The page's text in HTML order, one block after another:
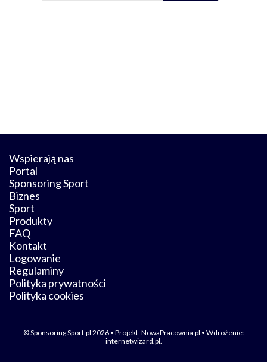
Wspierają nas
Portal
Sponsoring Sport
Biznes
Sport
Produkty
FAQ
Kontakt
Logowanie
Regulaminy
Polityka prywatności
Polityka cookies
© Sponsoring Sport.pl 2026 • Projekt:NowaPracownia.pl • Wdrożenie:
internetwizard.pl